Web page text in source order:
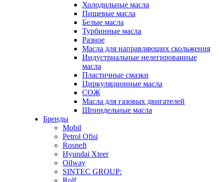
Холодильные масла
Пищевые масла
Белые масла
Турбинные масла
Разное
Масла для направляющих скольжения
Индустриальные нелегированные
масла
Пластичные смазки
Циркуляционные масла
СОЖ
Масла для газовых двигателей
Шпиндельные масла
Бренды
Mobil
Petrol Ofisi
Rosneft
Hyundai Xteer
Oilway
SINTEC GROUP:
Rolf